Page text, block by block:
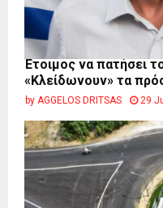
Έτοιμος να πατήσει
«Κλείδωνουν» τα
by AGGELOS DRITSAS 29